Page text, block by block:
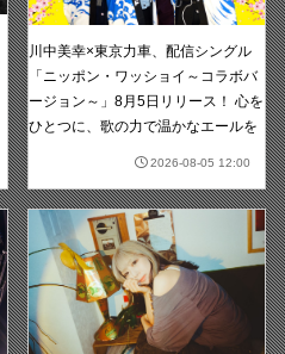
川中美幸×東京力車、配信シングル
「ニッポン・ワッショイ～コラボバ
ージョン～」8月5日リリース！ 心を
ひとつに、歌の力で温かなエールを
2026-08-05 12:00